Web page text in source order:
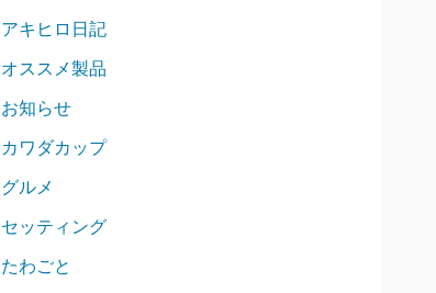
アキヒロ日記
オススメ製品
お知らせ
カワダカップ
グルメ
セッティング
たわごと